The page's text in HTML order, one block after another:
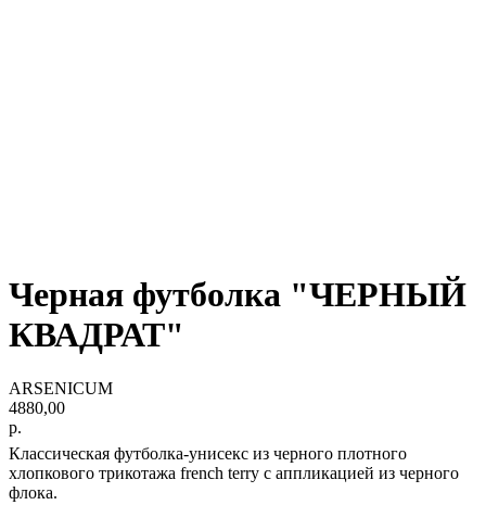
Черная футболка "ЧЕРНЫЙ
КВАДРАТ"
ARSENICUM
4880,00
р.
Классическая футболка-унисекс из черного плотного
хлопкового трикотажа french terry с аппликацией из черного
флока.